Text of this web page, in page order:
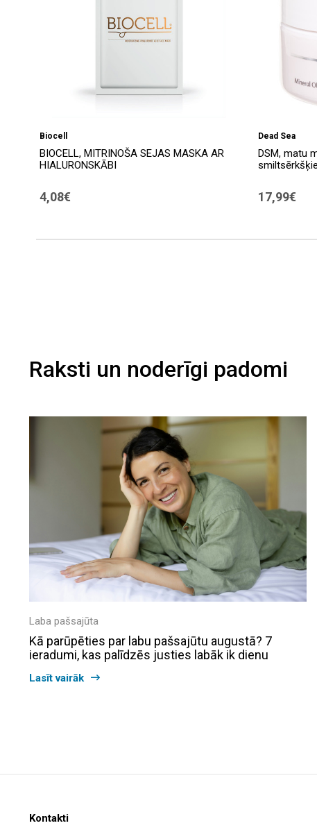
Biocell
BIOCELL, MITRINOŠA SEJAS MASKA AR
HIALURONSKĀBI
4,08€
Dead Sea
DSM, matu
17,99€
Raksti un noderīgi padomi
Laba pašsajūta
Kā parūpēties par labu pašsajūtu augustā? 7
ieradumi, kas palīdzēs justies labāk ik dienu
Lasīt vairāk
Kontakti